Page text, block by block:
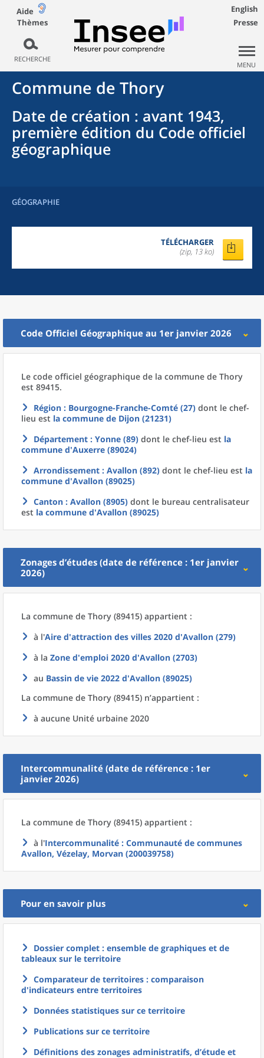
Aide
Thèmes
RECHERCHE
English
Presse
MENU
Commune de Thory
Date de création : avant 1943,
première édition du Code officiel
géographique
GÉOGRAPHIE
TÉLÉCHARGER
(zip, 13 ko)
Code Officiel Géographique au 1er janvier 2026
Le code officiel géographique de la commune de Thory
est 89415.
Région : Bourgogne-Franche-Comté (27) dont le chef-
lieu est la commune de Dijon (21231)
Département : Yonne (89) dont le chef-lieu est la
commune d'Auxerre (89024)
Arrondissement : Avallon (892) dont le chef-lieu est la
commune d'Avallon (89025)
Canton : Avallon (8905) dont le bureau centralisateur
est la commune d'Avallon (89025)
Zonages d’études (date de référence : 1er janvier
2026)
La commune de Thory (89415) appartient :
à l'Aire d'attraction des villes 2020 d'Avallon (279)
à la Zone d'emploi 2020 d'Avallon (2703)
au Bassin de vie 2022 d'Avallon (89025)
La commune de Thory (89415) n’appartient :
à aucune Unité urbaine 2020
Intercommunalité (date de référence : 1er
janvier 2026)
La commune de Thory (89415) appartient :
à l'Intercommunalité : Communauté de communes
Avallon, Vézelay, Morvan (200039758)
Pour en savoir plus
Dossier complet : ensemble de graphiques et de
tableaux sur le territoire
Comparateur de territoires : comparaison
d'indicateurs entre territoires
Données statistiques sur ce territoire
Publications sur ce territoire
Définitions des zonages administratifs, d’étude et